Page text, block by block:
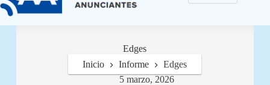
Edges
5 marzo, 2026
Inicio Informe Edges